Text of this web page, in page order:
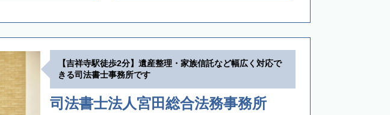
【吉祥寺駅徒歩2分】遺産整理・家族信託など幅広く対応で
きる司法書士事務所です
司法書士法人宮田総合法務事務所